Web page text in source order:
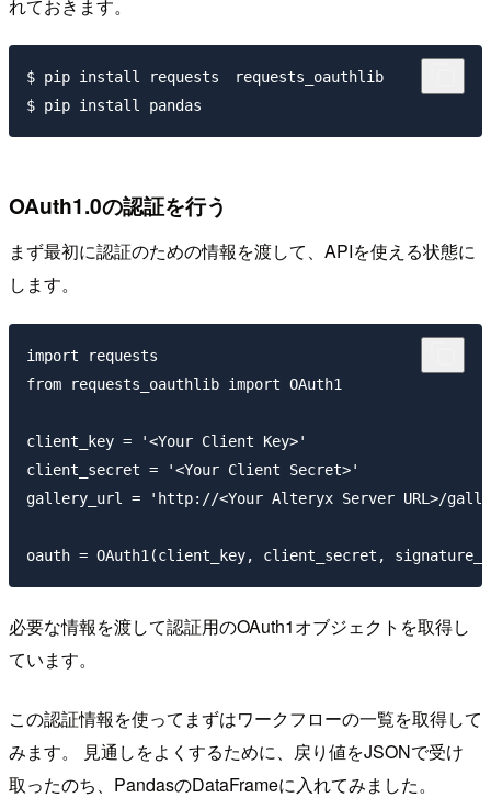
れておきます。
$ pip install requests　requests_oauthlib
OAuth1.0の認証を行う
まず最初に認証のための情報を渡して、APIを使える状態に
します。
import requests
from requests_oauthlib import OAuth1
client_key = '<Your Client Key>'
client_secret = '<Your Client Secret>'
gallery_url = 'http://<Your Alteryx Server URL>/
必要な情報を渡して認証用のOAuth1オブジェクトを取得し
ています。
この認証情報を使ってまずはワークフローの一覧を取得して
みます。 見通しをよくするために、戻り値をJSONで受け
取ったのち、PandasのDataFrameに入れてみました。